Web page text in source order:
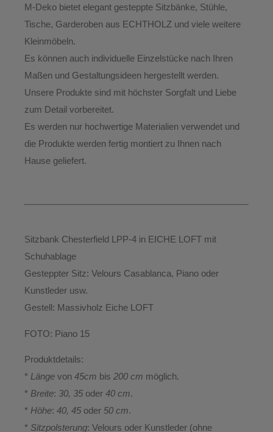
M-Deko bietet elegant gesteppte Sitzbänke, Stühle,
Tische, Garderoben aus ECHTHOLZ und viele weitere
Kleinmöbeln.
Es können auch individuelle Einzelstücke nach Ihren
Maßen und Gestaltungsideen hergestellt werden.
Unsere Produkte sind mit höchster Sorgfalt und Liebe
zum Detail vorbereitet.
Es werden nur hochwertige Materialien verwendet und
die Produkte werden fertig montiert zu Ihnen nach
Hause geliefert.
Sitzbank Chesterfield LPP-4 in EICHE LOFT mit
Schuhablage
Gesteppter Sitz: Velours Casablanca, Piano oder
Kunstleder usw.
Gestell: Massivholz Eiche LOFT
FOTO: Piano 15
Produktdetails:
* Länge von 45cm bis 200 cm möglich.
* Breite: 30, 35 oder 40 cm.
* Höhe: 40, 45 oder 50 cm.
* Sitzpolsterung: Velours oder Kunstleder (ohne